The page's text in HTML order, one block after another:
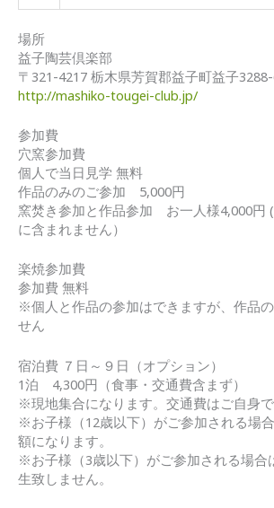
場所
益子陶芸倶楽部
〒321-4217 栃木県芳賀郡益子町益子
http://mashiko-tougei-club.jp/
参加費
穴窯参加費
個人で当日見学 無料
作品のみのご参加 5,000円
窯焚き参加と作品参加 お一人様4,000円
に含まれません）
楽焼参加費
参加費 無料
※個人と作品の参加はできますが、作品
せん
宿泊費 ７日～９日（オプション）
1泊 4,300円（食事・交通費含まず）
※現地集合になります。交通費はご自身で
※お子様（12歳以下）がご参加される場
額になります。
※お子様（3歳以下）がご参加される場合
生致しません。